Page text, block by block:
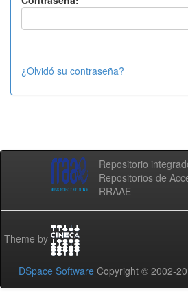
¿Olvidó su contraseña?
Repositorio
Repositorios de
RRAAE
Theme by
DSpace Software Copyright © 2002-